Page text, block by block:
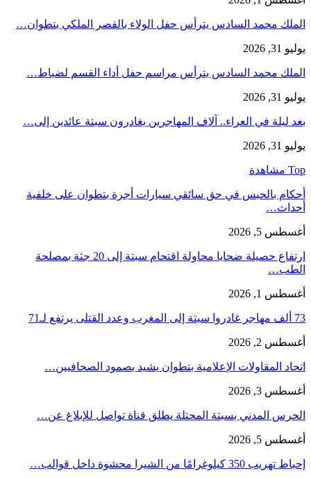
الملك محمد السادس يترأس حفل الولاء بالقصر الملكي بتطوان…
يوليو 31, 2026
الملك محمد السادس يترأس مراسم حفل أداء القسم لضباط…
يوليو 31, 2026
بعد ليلة في العراء.. آلاف المهاجرين يغادرون سبتة عائدين إلى…
يوليو 31, 2026
Top مشاهدة
أحكام بالحبس في حق سائقي سيارات أجرة بتطوان على خلفية
أحداث…
أغسطس 5, 2026
ارتفاع حصيلة ضحايا محاولة اقتحام سبتة إلى 20 جثة بمصلحة
الطب…
أغسطس 1, 2026
73 ألف مهاجر غادروا سبتة إلى المغرب وعدد القتلى يرتفع لـ71
أغسطس 2, 2026
اتحاد المقاولات الإعلامية بتطوان يشيد بصمود الصحافيين…
أغسطس 3, 2026
الحرس المدني بسبتة المحتلة يطلق قناة تواصل للإبلاغ عن…
أغسطس 5, 2026
إحباط تهريب 350 كيلوغرامًا من الشيرا محشوة داخل قوالب…